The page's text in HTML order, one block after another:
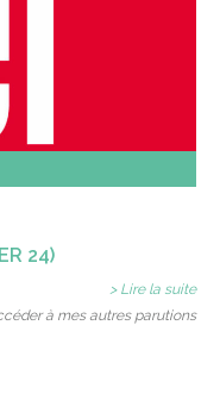
24)
> Lire la suite
à mes autres parutions